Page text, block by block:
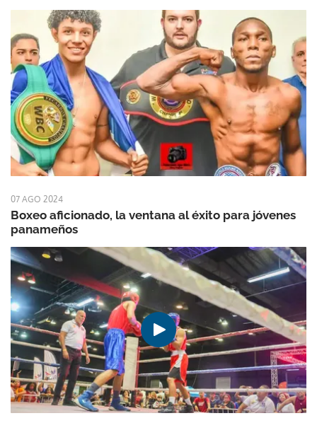
07 AGO 2024
Boxeo aficionado, la ventana al éxito para jóvenes
panameños